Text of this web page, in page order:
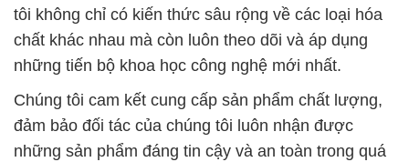
tôi không chỉ có kiến thức sâu rộng về các loại hóa
chất khác nhau mà còn luôn theo dõi và áp dụng
những tiến bộ khoa học công nghệ mới nhất.
Chúng tôi cam kết cung cấp sản phẩm chất lượng,
đảm bảo đối tác của chúng tôi luôn nhận được
những sản phẩm đáng tin cậy và an toàn trong quá